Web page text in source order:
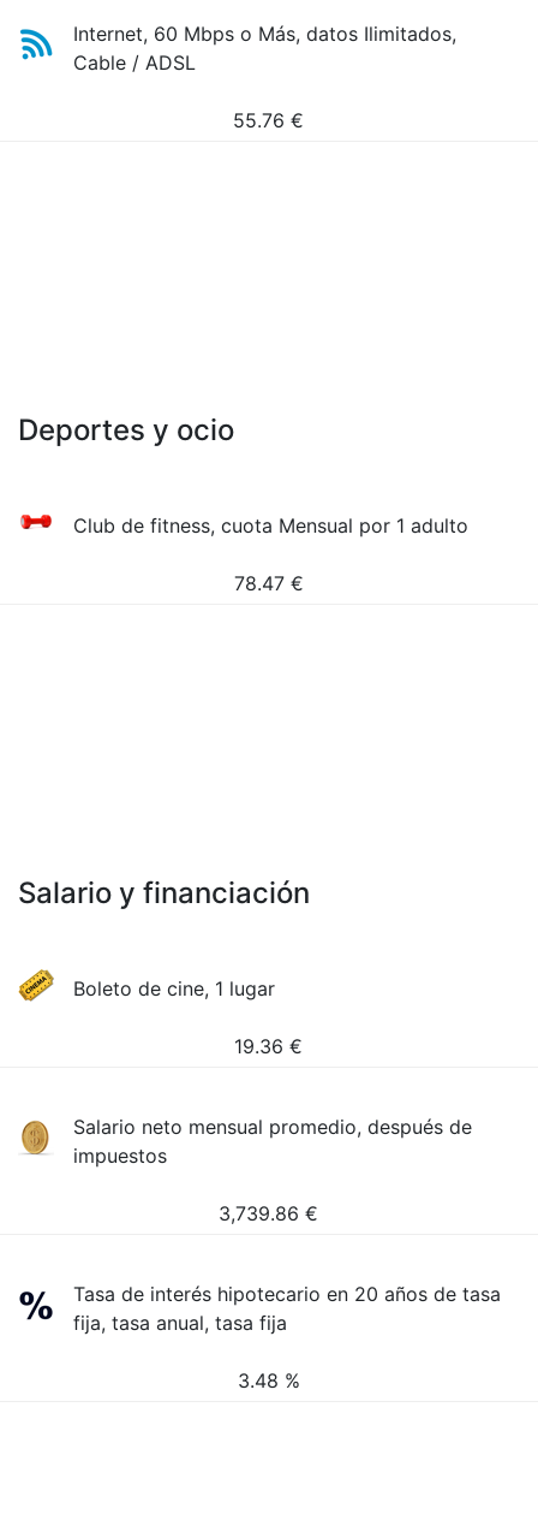
Internet, 60 Mbps o Más, datos Ilimitados,
Cable / ADSL
55.76 €
Deportes y ocio
Club de fitness, cuota Mensual por 1 adulto
78.47 €
Salario y financiación
Boleto de cine, 1 lugar
19.36 €
Salario neto mensual promedio, después de
impuestos
3,739.86 €
Tasa de interés hipotecario en 20 años de tasa
fija, tasa anual, tasa fija
3.48 %